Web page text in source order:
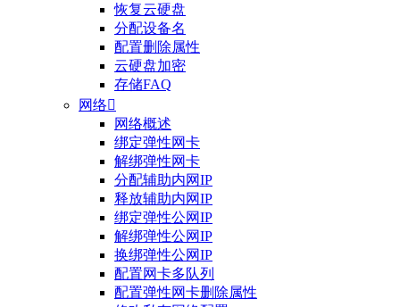
恢复云硬盘
分配设备名
配置删除属性
云硬盘加密
存储FAQ
网络
网络概述
绑定弹性网卡
解绑弹性网卡
分配辅助内网IP
释放辅助内网IP
绑定弹性公网IP
解绑弹性公网IP
换绑弹性公网IP
配置网卡多队列
配置弹性网卡删除属性